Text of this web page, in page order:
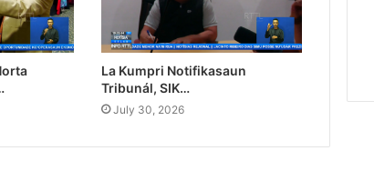
La Kumpri Notifikasaun
Tribunál, SIK…
July 30, 2026